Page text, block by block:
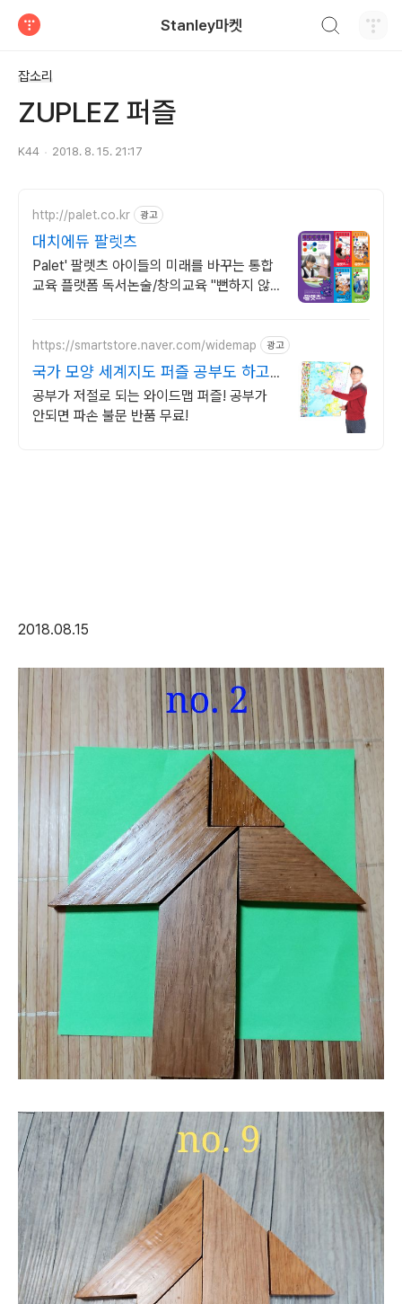
Stanley마켓
잡소리
ZUPLEZ 퍼즐
K44 2018. 8. 15. 21:17
http://palet.co.kr 광고
대치에듀 팔렛츠
Palet' 팔렛츠 아이들의 미래를 바꾸는 통합
교육 플랫폼 독서논술/창의교육 "뻔하지 않
https://smartstore.naver.com/widemap 광고
국가 모양 세계지도 퍼즐 공부도 하고
상금도 타고
공부가 저절로 되는 와이드맵 퍼즐! 공부가
안되면 파손 불문 반품 무료!
2018.08.15